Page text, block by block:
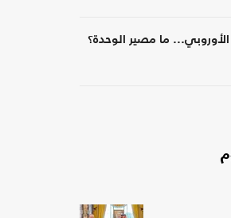
الأوروبي... ما مصير الوحدة؟